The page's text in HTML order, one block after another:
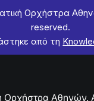
Ορχήστρα
reserved.
από τη
Ορχήστρα Αθηνών.